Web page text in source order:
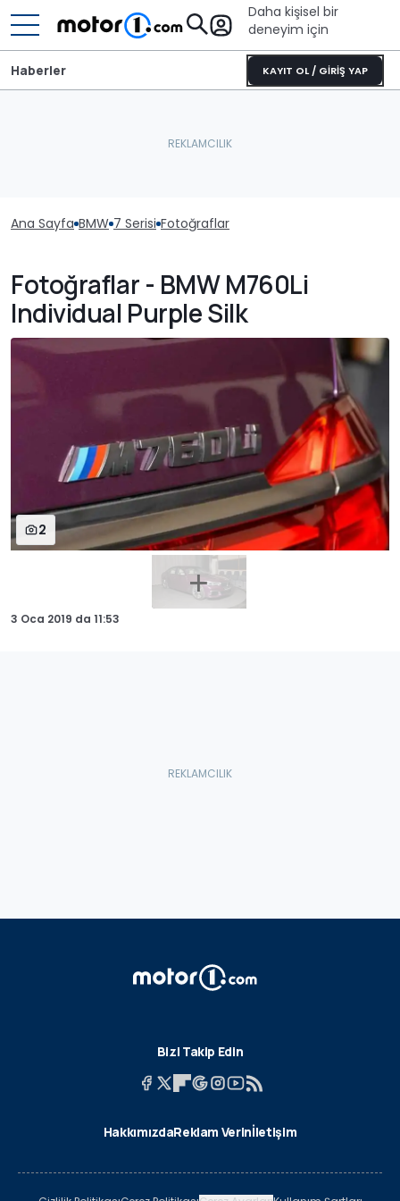
Daha kişisel bir
deneyim için
KAYIT OL / GİRİŞ YAP
Haberler
Ana Sayfa BMW 7 Serisi Fotoğraflar
Fotoğraflar - BMW M760Li
Individual Purple Silk
2
3 Oca 2019 da 11:53
Bizi Takip Edin
HakkımızdaReklam Verinİletişim